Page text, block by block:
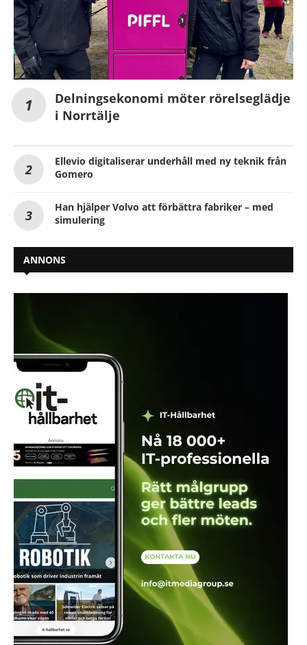
Delningsekonomi möter rörelseglädje
i Norrtälje
Ellevio digitaliserar underhåll med ny teknik från
Gomero
Han hjälper Volvo att förbättra fabriker – med
simulering
ANNONS